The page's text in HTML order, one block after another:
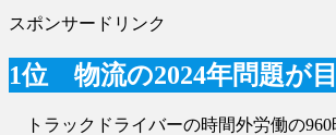
スポンサードリンク
1位 物流の2024年問題が
トラックドライバーの時間外労働の960